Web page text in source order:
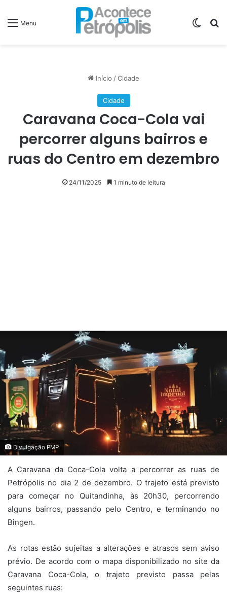
Menu
Início /Cidade
Cidade
Caravana Coca-Cola vai
percorrer alguns bairros e
ruas do Centro em dezembro
24/11/2025 1 minuto de leitura
Divulgação PMP
A Caravana da Coca-Cola volta a percorrer as ruas de
Petrópolis no dia 2 de dezembro. O trajeto está previsto
para começar no Quitandinha, às 20h30, percorrendo
alguns bairros, passando pelo Centro, e terminando no
Bingen.
As rotas estão sujeitas a alterações e atrasos sem aviso
prévio. De acordo com o mapa disponibilizado no site da
Caravana Coca-Cola, o trajeto previsto passa pelas
seguintes ruas: